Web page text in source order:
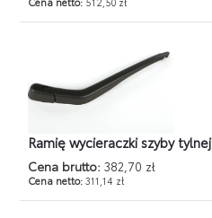
Ramię wycieraczki szyby tylnej
Cena brutto: 382,70 zł
Cena netto:311,14 zł